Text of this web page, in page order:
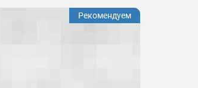
Рекомендуем